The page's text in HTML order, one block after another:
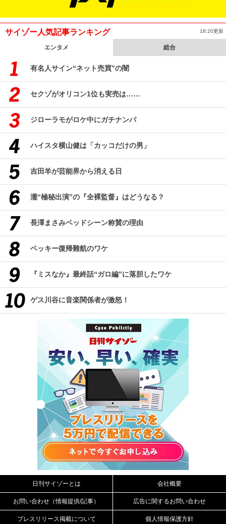
サイゾー人気記事ランキング 18:20更新
エンタメ 総合
有名人サイン“ネット売買”の闇
セクゾがオリコン1位も実売は……
ジローラモがロケ中にガチナンパ
ハイスタ横山健は「カッコだけの男」
吉田羊が芸能界から消える日
瀧“極秘出演”の『全裸監督』はどうなる？
長澤まさみベッドシーン称賛の理由
ベッキー復帰難航のワケ
『ミスなか』最終話“ガロ編”に落胆したワケ
ゲス川谷に音楽関係者が激怒！
日刊サイゾーとは 会社概要
お問い合わせ（情報提供/記事） 広告に関するお問い合わせ
プレスリリース掲載について 個人情報保護方針